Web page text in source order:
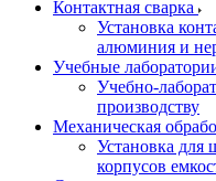
Контактная сварка
Установка
алюминия и
Учебные
Учебно-
производству
Механическая
Установка
корпусов